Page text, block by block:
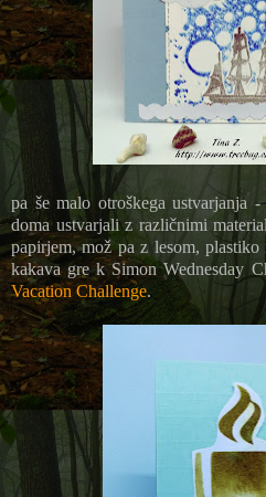
pa še malo otroškega ustvarjanja
doma ustvarjali z različnimi
papirjem, mož pa z lesom,
kakava gre kSimon Wednesday
Vacation Challenge.